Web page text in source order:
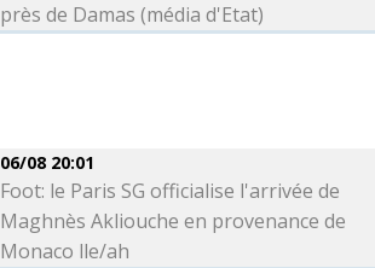
près de Damas (média d'Etat)
06/08 20:01
Foot: le Paris SG officialise l'arrivée de
Maghnès Akliouche en provenance de
Monaco lle/ah